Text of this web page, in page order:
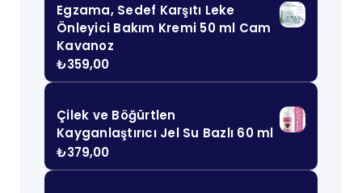
Egzama, Sedef Karşıtı Leke
Önleyici Bakım Kremi 50 ml Cam
Kavanoz
₺359,00
Çilek ve Böğürtlen
Kayganlaştırıcı Jel Su Bazlı 60 ml
₺379,00